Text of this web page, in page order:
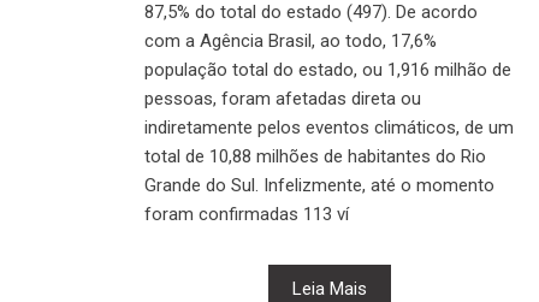
87,5% do total do estado (497). De acordo
com a Agência Brasil, ao todo, 17,6%
população total do estado, ou 1,916 milhão de
pessoas, foram afetadas direta ou
indiretamente pelos eventos climáticos, de um
total de 10,88 milhões de habitantes do Rio
Grande do Sul. Infelizmente, até o momento
foram confirmadas 113 ví
Leia Mais